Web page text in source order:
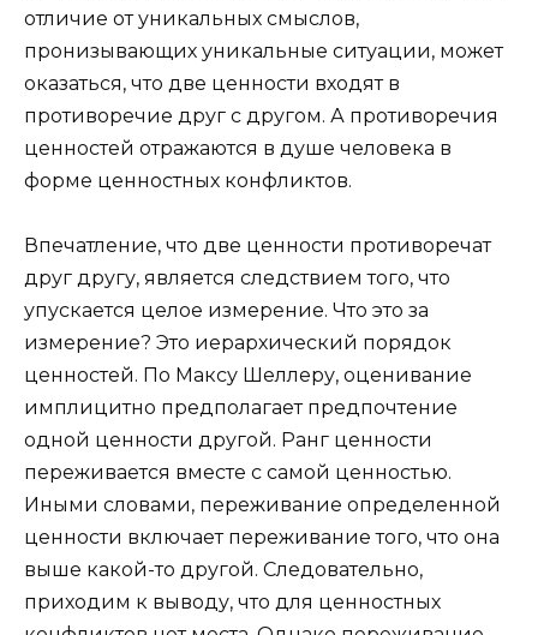
отличие от уникальных смыслов,
пронизывающих уникальные ситуации, может
оказаться, что две ценности входят в
противоречие друг с другом. А противоречия
ценностей отражаются в душе человека в
форме ценностных конфликтов.
Впечатление, что две ценности противоречат
друг другу, является следствием того, что
упускается целое измерение. Что это за
измерение? Это иерархический порядок
ценностей. По Максу Шеллеру, оценивание
имплицитно предполагает предпочтение
одной ценности другой. Ранг ценности
переживается вместе с самой ценностью.
Иными словами, переживание определенной
ценности включает переживание того, что она
выше какой-то другой. Следовательно,
приходим к выводу, что для ценностных